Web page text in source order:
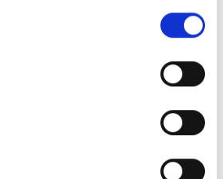
des «leaks» (secret
protégé en France,
légales avec l’information
et retours d’expérience